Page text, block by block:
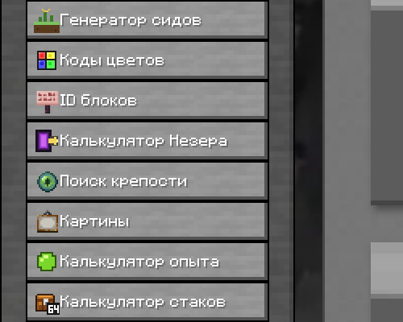
Генератор сидов
Коды цветов
ID блоков
Калькулятор Незера
Поиск крепости
Картины
Калькулятор опыта
Калькулятор стаков